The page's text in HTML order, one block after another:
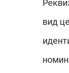
вид